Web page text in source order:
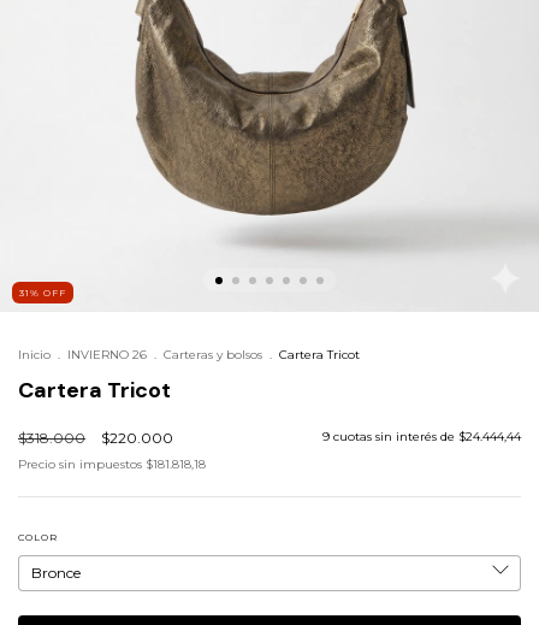
31 % OFF
Inicio . INVIERNO 26 . Carteras y bolsos . Cartera Tricot
Cartera Tricot
$318.000 $220.000 9 cuotas sin interés de $24.444,44
Precio sin impuestos $181.818,18
COLOR